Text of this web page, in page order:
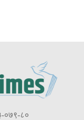
०७९-८०